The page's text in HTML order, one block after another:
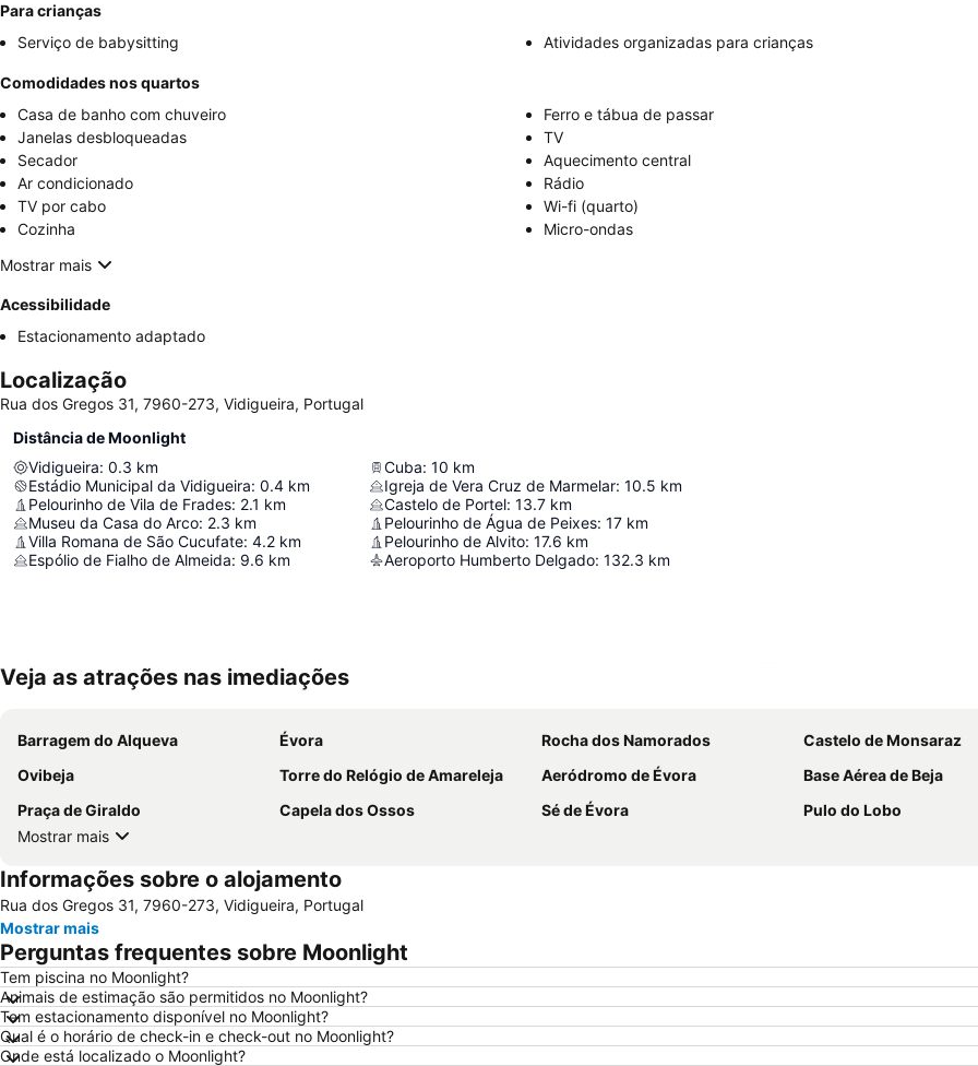
Para crianças
Serviço de babysitting
Atividades organizadas para crianças
Comodidades nos quartos
Casa de banho com chuveiro
Ferro e tábua de passar
Janelas desbloqueadas
TV
Secador
Aquecimento central
Ar condicionado
Rádio
TV por cabo
Wi-fi (quarto)
Cozinha
Micro-ondas
Mostrar mais
Acessibilidade
Estacionamento adaptado
Localização
Rua dos Gregos 31, 7960-273, Vidigueira, Portugal
Distância de Moonlight
Vidigueira: 0.3 km
Estádio Municipal da Vidigueira: 0.4 km
Pelourinho de Vila de Frades: 2.1 km
Museu da Casa do Arco: 2.3 km
Villa Romana de São Cucufate: 4.2 km
Espólio de Fialho de Almeida: 9.6 km
Cuba: 10 km
Igreja de Vera Cruz de Marmelar: 10.5 km
Castelo de Portel: 13.7 km
Pelourinho de Água de Peixes: 17 km
Pelourinho de Alvito: 17.6 km
Aeroporto Humberto Delgado: 132.3 km
Veja as atrações nas imediações
Barragem do Alqueva Évora Rocha dos Namorados
Castelo de Monsaraz
Ovibeja
Torre do Relógio de Amareleja Aeródromo de Évora
Base Aérea de Beja
Praça de Giraldo
Capela dos Ossos Sé de Évora
Pulo do Lobo
Mostrar mais
Informações sobre o alojamento
Rua dos Gregos 31, 7960-273, Vidigueira, Portugal
Mostrar mais
Perguntas frequentes sobre Moonlight
Tem piscina no Moonlight?
Animais de estimação são permitidos no Moonlight?
Tem estacionamento disponível no Moonlight?
Qual é o horário de check-in e check-out no Moonlight?
Onde está localizado o Moonlight?